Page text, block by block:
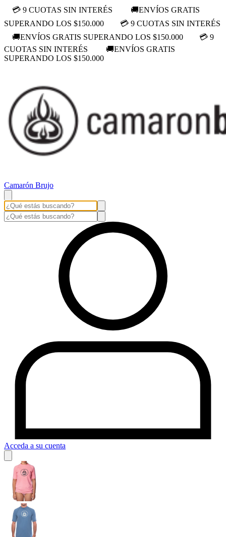
💳 9 CUOTAS SIN INTERÉS
🚚ENVÍOS GRATIS
SUPERANDO LOS $150.000
💳 9 CUOTAS SIN INTERÉS
🚚ENVÍOS GRATIS SUPERANDO LOS $150.000
💳 9
CUOTAS SIN INTERÉS
🚚ENVÍOS GRATIS
SUPERANDO LOS $150.000
Camarón Brujo
Acceda a su cuenta